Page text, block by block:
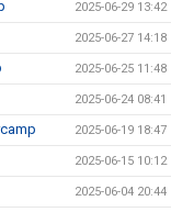
2025-06-29 13:42
2025-06-27 14:18
2025-06-25 11:48
2025-06-24 08:41
2025-06-19 18:47
2025-06-15 10:12
2025-06-04 20:44